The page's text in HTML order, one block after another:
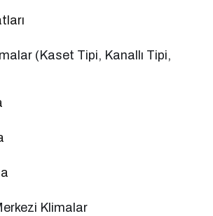
(Kaset Tipi, Kanallı Tipi,
Klimalar